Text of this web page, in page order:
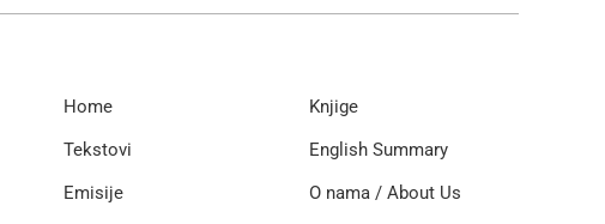
Home
Tekstovi
Emisije
Knjige
English Summary
O nama / About Us